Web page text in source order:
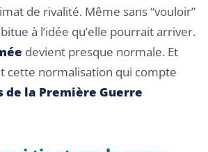
de rivalité. Même sans “vouloir”
à l’idée qu’elle pourrait arriver.
devient presque normale. Et
cette normalisation qui compte
de la Première Guerre